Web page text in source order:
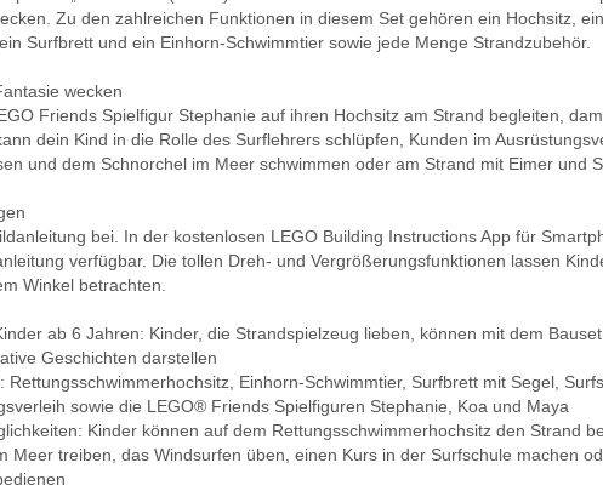
Zu den zahlreichen Funktionen in diesem Set gehören ein Hochsitz,
Surfbrett und ein Einhorn-Schwimmtier sowie jede Menge Strandzubehör.
wecken
Friends Spielfigur Stephanie auf ihren Hochsitz am Strand begleiten,
dein Kind in die Rolle des Surflehrers schlüpfen, Kunden im
und dem Schnorchel im Meer schwimmen oder am Strand mit Eimer und
bei. In der kostenlosen LEGO Building Instructions App für
verfügbar. Die tollen Dreh- und Vergrößerungsfunktionen lassen
Winkel betrachten.
ab 6 Jahren: Kinder, die Strandspielzeug lieben, können mit dem Bauset
Geschichten darstellen
Rettungsschwimmerhochsitz, Einhorn-Schwimmtier, Surfbrett mit Segel,
sowie die LEGO® Friends Spielfiguren Stephanie, Koa und Maya
Kinder können auf dem Rettungsschwimmerhochsitz den Strand
Meer treiben, das Windsurfen üben, einen Kurs in der Surfschule machen